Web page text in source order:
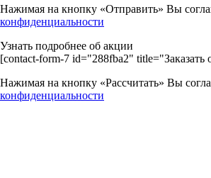
Нажимая на кнопку «Отправить» Вы
конфиденциальности
Узнать подробнее об акции
[contact-form-7 id="288fba2" title="Заказать
Нажимая на кнопку «Рассчитать» Вы
конфиденциальности